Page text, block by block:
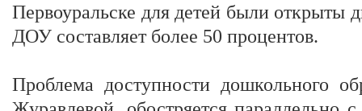
Первоуральске для детей были открыты
ДОУ составляет более 50 процентов.
Проблема доступности дошкольного